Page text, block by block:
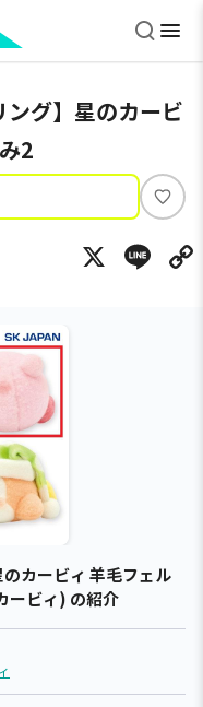
ング】星のカービ
2
い
ね
X
のカービィ 羊毛フェル
ービィ) の紹介